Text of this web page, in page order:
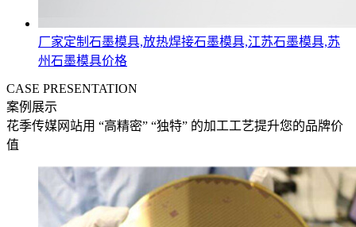
厂家定制石墨模具,放热焊接石墨模具,江苏石墨模具,苏
州石墨模具价格
CASE PRESENTATION
案例展示
花季传媒网站用 “高精密” “独特” 的加工工艺提升您的品牌价
值